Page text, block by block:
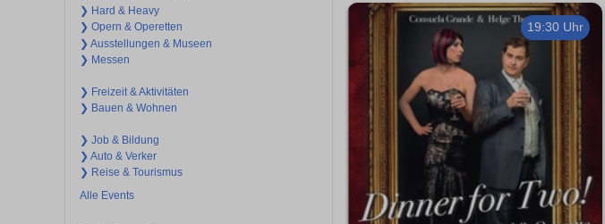
❯ Hard & Heavy
❯ Opern & Operetten
❯ Ausstellungen & Museen
❯ Messen
❯ Freizeit & Aktivitäten
❯ Bauen & Wohnen
❯ Job & Bildung
❯ Auto & Verker
❯ Reise & Tourismus
Alle Events
19:30 Uhr